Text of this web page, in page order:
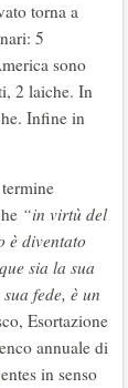
torna a
5
sono
2 laiche. In
Infine in
“in virtù del
è diventato
sia la sua
fede, è un
Esortazione
annuale di
in senso